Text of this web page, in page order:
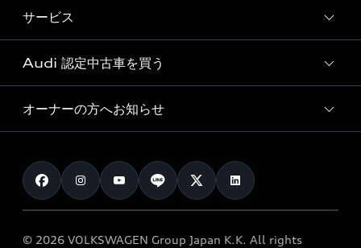
デジタルサービス
見積り依頼
試乗予約
特別仕様モデル / 限定モデル
e-tronラインアップ
価格シミュレーション
車両比較
カタログ一覧
純正アクセサリー
オンラインショップ
Audi collection
アウディナビアプリ
サービス
サービス入庫予約
サービスプログラム
メンテナンス
車検 / 定期点検
e-tronアフターサポート
Audi 認定中古車を買う
Audi認定中古車
クオリティ
保証
メンテナンス
オーナーの方へお知らせ
お知らせ
オーナー様向けキャンペーン
© 2026 VOLKSWAGEN Group Japan K.K. All rights